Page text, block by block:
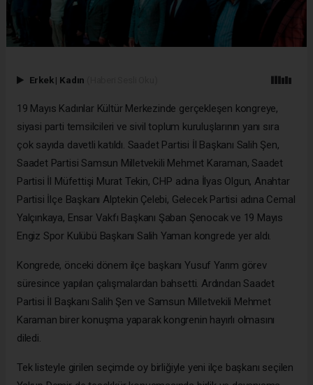
Erkek | Kadın
19 Mayıs Kadınlar Kültür Merkezinde gerçekleşen kongreye,
siyasi parti temsilcileri ve sivil toplum kuruluşlarının yanı sıra
çok sayıda davetli katıldı. Saadet Partisi İl Başkanı Salih Şen,
Saadet Partisi Samsun Milletvekili Mehmet Karaman, Saadet
Partisi İl Müfettişi Murat Tekin, CHP adına İlyas Olgun, Anahtar
Partisi İlçe Başkanı Alptekin Çelebi, Gelecek Partisi adına Cemal
Yalçınkaya, Ensar Vakfı Başkanı Şaban Şenocak ve 19 Mayıs
Engiz Spor Kulübü Başkanı Salih Yaman kongrede yer aldı.
Kongrede, önceki dönem ilçe başkanı Yusuf Yarım görev
süresince yapılan çalışmalardan bahsetti. Ardından Saadet
Partisi İl Başkanı Salih Şen ve Samsun Milletvekili Mehmet
Karaman birer konuşma yaparak kongrenin hayırlı olmasını
diledi.
Tek listeyle girilen seçimde oy birliğiyle yeni ilçe başkanı seçilen